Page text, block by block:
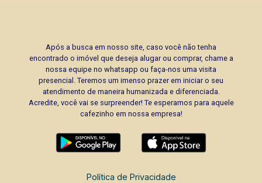
Após a busca em nosso site, caso você não tenha
encontrado o imóvel que deseja alugar ou comprar, chame a
nossa equipe no whatsapp ou faça-nos uma visita
presencial. Teremos um imenso prazer em iniciar o seu
atendimento de maneira humanizada e diferenciada.
Acredite, você vai se surpreender! Te esperamos para aquele
cafezinho em nossa empresa!
Política de Privacidade